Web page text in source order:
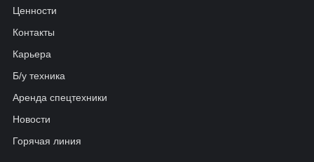
Ценности
Контакты
Карьера
Б/у техника
Аренда спецтехники
Новости
Горячая линия